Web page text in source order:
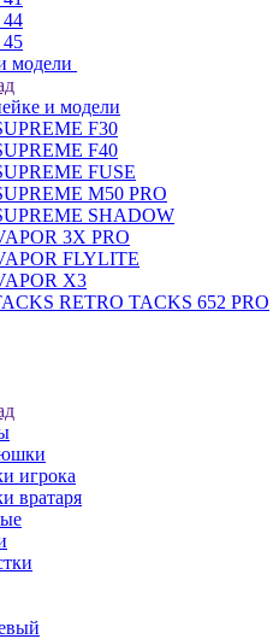
44
45
модели
и модели
F30
F40
FUSE
M50 PRO
SHADOW
3X PRO
FLYLITE
X3
RETRO TACKS 652 PRO
игрока
вратаря